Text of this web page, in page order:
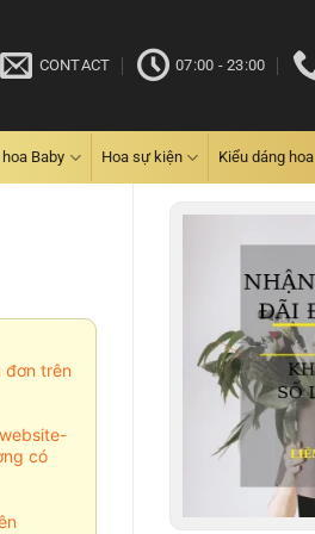
CONTACT 07:00 - 23:00
hoa Baby Hoa sự kiện Kiểu dáng hoa
đơn trên
có